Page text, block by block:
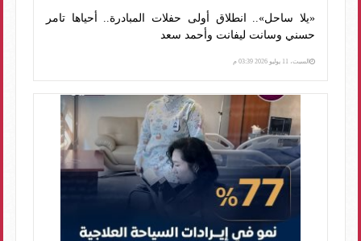
«يلا ساحل».. انطلاق أولى حفلات المبادرة.. أحياها تامر
حسني وسانت ليفانت وأحمد سعد
السبت، 11 يوليو 2026 03:39 م